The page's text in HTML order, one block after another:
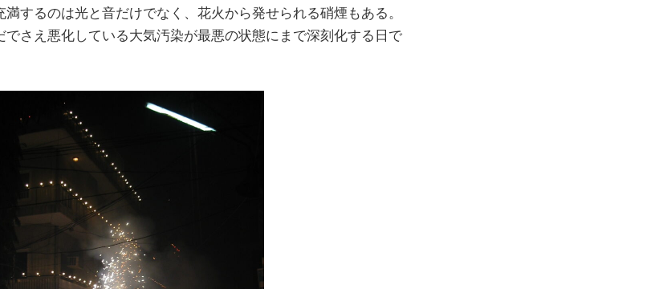
するのは光と音だけでなく、花火から発せられる硝煙もある。
でさえ悪化している大気汚染が最悪の状態にまで深刻化する日で